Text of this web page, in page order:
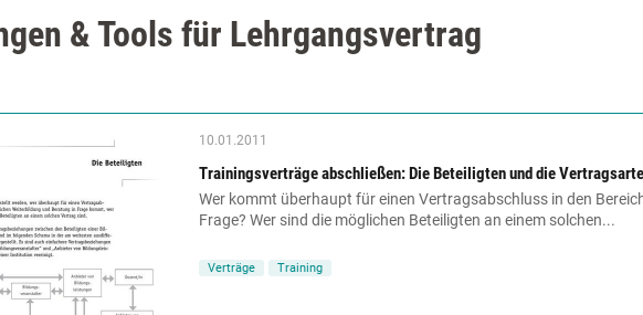
& Tools für Lehrgangsvertrag
10.01.2011
Trainingsverträge abschließen: Die Beteiligten und die
Wer kommt überhaupt für einen Vertragsabschluss in den
Frage? Wer sind die möglichen Beteiligten an einem solchen...
Verträge Training